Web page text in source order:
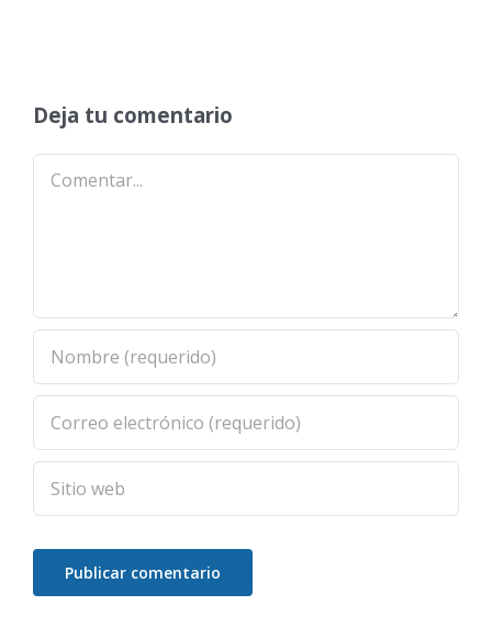
Deja tu comentario
Comentar